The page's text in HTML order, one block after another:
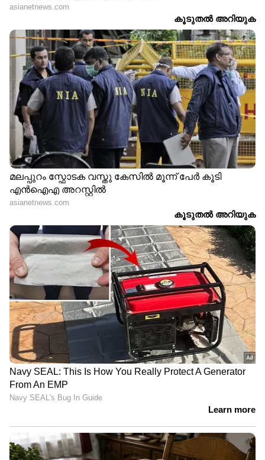
ഡേറ്റിംഗ് ആപ്പിലൂടെയുള്ള അടുപ്പവും
പ്രണയങ്ങളും
അരുംകൊലപാതകങ്ങളിലേക്കെത്തുമ്പോ
ള്‍...
പുതിയ ഗേള്‍ ഫ്രണ്ടിനെ വീട്ടിലെത്തിച്ച്
അഫ്താബ്; ശ്രദ്ധയുടെ മുറിച്ച
ശരീരഭാഗങ്ങള്‍ ഫ്രിഡ്ജില്‍ നിന്നും മാറ്റി.!